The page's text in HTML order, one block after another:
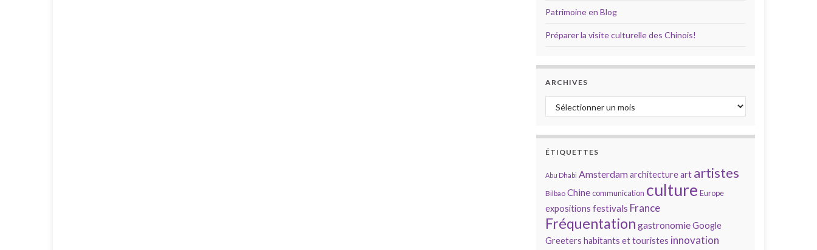
Patrimoine en Blog
Préparer la visite culturelle des Chinois!
ARCHIVES
Archives
ÉTIQUETTES
Abu Dhabi Amsterdamarchitectureart artistes
Bilbao Chinecommunication culture Europe
expositions festivals France
Fréquentation gastronomieGoogle
Greeters habitants et touristes innovation